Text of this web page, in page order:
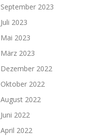
September 2023
Juli 2023
Mai 2023
März 2023
Dezember 2022
Oktober 2022
August 2022
Juni 2022
April 2022